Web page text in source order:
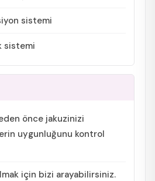
sistemi
sistemi
önce jakuzinizi
uygunluğunu kontrol
için bizi arayabilirsiniz.